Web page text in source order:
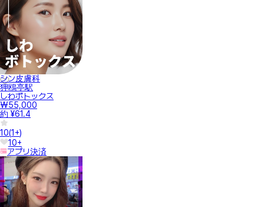
シン皮膚科
狎鴎亭駅
しわボトックス
₩55,000
約 ¥61.4
10(1+)
10+
アプリ決済